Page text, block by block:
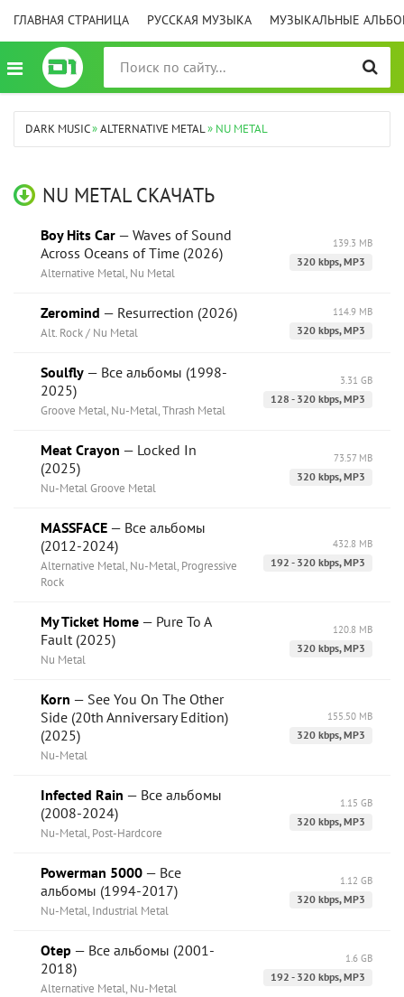
ГЛАВНАЯ СТРАНИЦА РУССКАЯ МУЗЫКА МУЗЫКАЛЬНЫЕ
DARK MUSIC»ALTERNATIVE METAL» NU METAL
NU METAL СКАЧАТЬ
Boy Hits Car — Waves of Sound
Across Oceans of Time (2026)
Alternative Metal, Nu Metal
139.3 MB
320 kbps, MP3
Zeromind — Resurrection (2026)
Alt. Rock / Nu Metal
114.9 MB
320 kbps, MP3
Soulfly — Все альбомы (1998-
2025)
Groove Metal, Nu-Metal, Thrash Metal
3.31 GB
128 - 320 kbps, MP3
Meat Crayon — Locked In
(2025)
Nu-Metal Groove Metal
73.57 MB
320 kbps, MP3
MASSFACE — Все альбомы
(2012-2024)
Alternative Metal, Nu-Metal, Progressive
Rock
432.8 MB
192 - 320 kbps, MP3
My Ticket Home — Pure To A
Fault (2025)
Nu Metal
120.8 MB
320 kbps, MP3
Korn — See You On The Other
Side (20th Anniversary Edition)
(2025)
Nu-Metal
155.50 MB
320 kbps, MP3
Infected Rain — Все альбомы
(2008-2024)
Nu-Metal, Post-Hardcore
1.15 GB
320 kbps, MP3
Powerman 5000 — Все
альбомы (1994-2017)
Nu-Metal, Industrial Metal
1.12 GB
320 kbps, MP3
Otep — Все альбомы (2001-
2018)
Alternative Metal, Nu-Metal
1.6 GB
192 - 320 kbps, MP3